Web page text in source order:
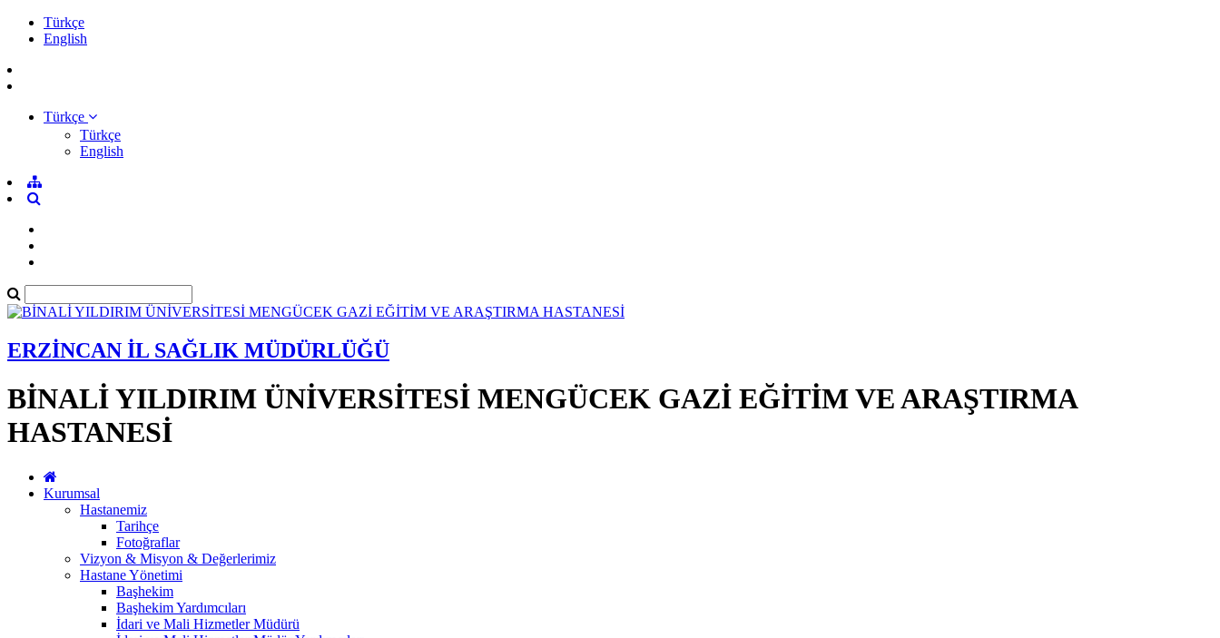
Türkçe
English
Türkçe
Türkçe
English
ERZİNCAN İL SAĞLIK MÜDÜRLÜĞÜ
BİNALİ YILDIRIM ÜNİVERSİTESİ MENGÜCEK GAZİ EĞİTİM VE ARAŞTIRMA
HASTANESİ
Kurumsal
Hastanemiz
Tarihçe
Fotoğraflar
Vizyon & Misyon & Değerlerimiz
Hastane Yönetimi
Başhekim
Başhekim Yardımcıları
İdari ve Mali Hizmetler Müdürü